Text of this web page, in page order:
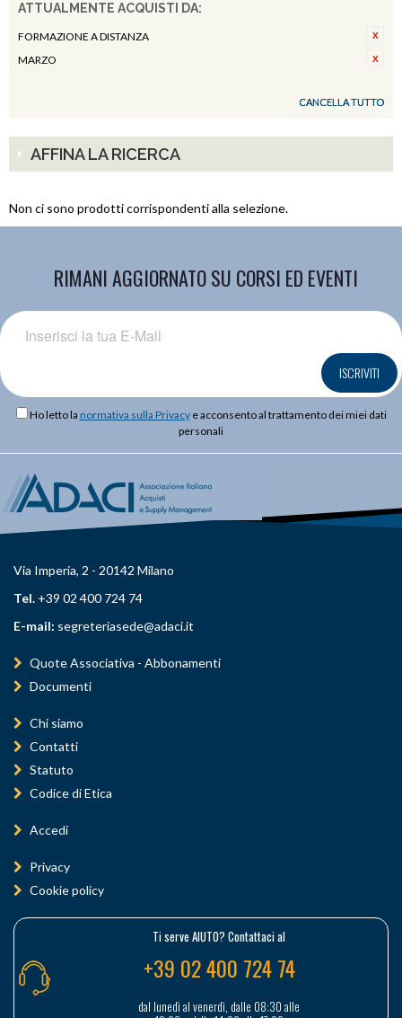
ATTUALMENTE ACQUISTI DA:
FORMAZIONE A DISTANZA
MARZO
CANCELLA TUTTO
AFFINA LA RICERCA
Non ci sono prodotti corrispondenti alla selezione.
RIMANI AGGIORNATO SU CORSI ED EVENTI
ISCRIVITI
Ho letto la normativa sulla Privacye acconsento al trattamento dei miei dati
personali
Via Imperia, 2 - 20142 Milano
Tel. +39 02 400 724 74
E-mail: segreteriasede@adaci.it
Quote Associativa - Abbonamenti
Documenti
Chi siamo
Contatti
Statuto
Codice di Etica
Accedi
Privacy
Cookie policy
Ti serve AIUTO? Contattaci al
+39 02 400 724 74
dal lunedì al venerdì, dalle 08:30 alle